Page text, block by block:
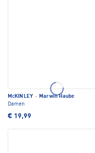
McKINLEY · Marwin Haube
Damen
€ 19,99